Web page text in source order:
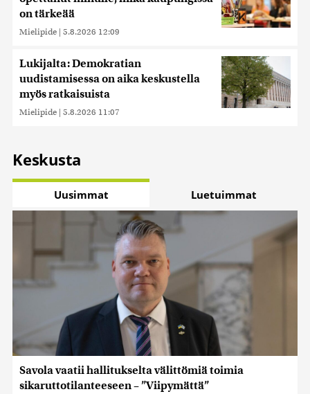
on tärkeää
Mielipide | 5.8.2026 12:09
Lukijalta: Demokratian
uudistamisessa on aika keskustella
myös ratkaisuista
Mielipide | 5.8.2026 11:07
Keskusta
Uusimmat Luetuimmat
Savola vaatii hallitukselta välittömiä toimia
sikaruttotilanteeseen – ”Viipymättä”